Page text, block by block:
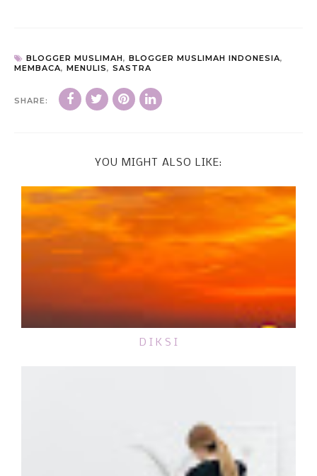
BLOGGER MUSLIMAH, BLOGGER MUSLIMAH INDONESIA,
MEMBACA, MENULIS, SASTRA
SHARE:
YOU MIGHT ALSO LIKE:
D I K S I